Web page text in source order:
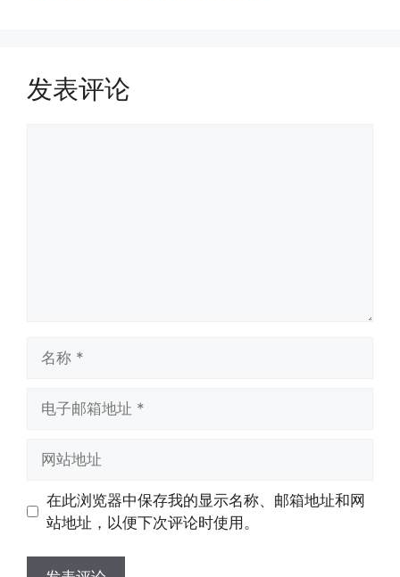
发表评论
址
址
在此浏览器中保存我的显示名称、邮箱地址和网
站地址，以便下次评论时使用。